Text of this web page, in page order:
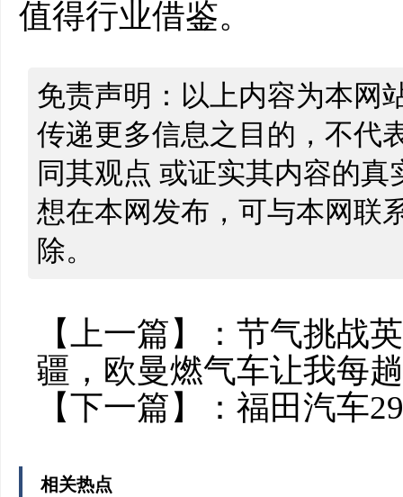
值得行业借鉴。
免责声明：以上内容为本网
传递更多信息之目的，不代
同其观点 或证实其内容的
想在本网发布，可与本网联
除。
【上一篇】： 节气挑战
疆，欧曼燃气车让我每
【下一篇】： 福田汽车
相关热点